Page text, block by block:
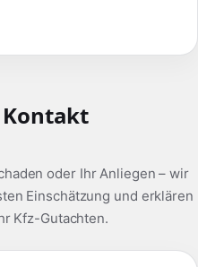
oder Ihr Anliegen – wir
Einschätzung und erklären
Kfz-Gutachten.